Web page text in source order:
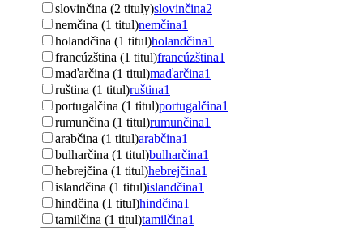
slovinčina (2 tituly)slovinčina2
nemčina (1 titul)nemčina1
holandčina (1 titul)holandčina1
francúzština (1 titul)francúzština1
maďarčina (1 titul)maďarčina1
ruština (1 titul)ruština1
portugalčina (1 titul)portugalčina1
rumunčina (1 titul)rumunčina1
arabčina (1 titul)arabčina1
bulharčina (1 titul)bulharčina1
hebrejčina (1 titul)hebrejčina1
islandčina (1 titul)islandčina1
hindčina (1 titul)hindčina1
tamilčina (1 titul)tamilčina1